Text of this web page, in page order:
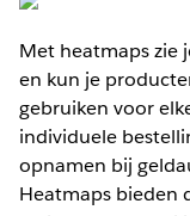
Met heatmaps zie
en kun je
gebruiken voor
individuele
opnamen bij
Heatmaps bieden